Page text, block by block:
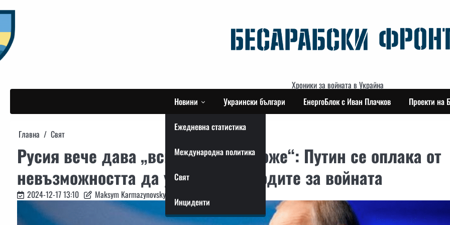
to
content
Хроники за войната в Украйна
Новини
Ежедневна статистика
Международна политика
Свят
Инциденти
Украински българи ЕнергоБлок с Иван Плачков Проекти на
Главна Свят
Русия вече дава „всичко, което може“: Путин се оплака от
невъзможността да увеличи разходите за войната
2024-12-17 13:10 Maksym Karmazynovskyi